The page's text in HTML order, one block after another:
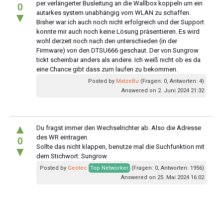
0
▼
per verlängerter Busleitung an die Wallbox koppeln um ein
autarkes system unabhängig vom WLAN zu schaffen.
Bisher war ich auch noch nicht erfolgreich und der Support
konnte mir auch noch keine Lösung präsentieren. Es wird
wohl derzeit noch nach den unterschieden (in der
Firmware) von den DTSU666 geschaut. Der von Sungrow
tickt scheinbar anders als andere. Ich weiß nicht ob es da
eine Chance gibt dass zum laufen zu bekommen.
Posted by MatzeBu (Fragen: 0, Antworten: 4)
Answered on 2. Juni 2024 21:32
▲
0
▼
Du fragst immer den Wechselrichter ab. Also die Adresse
des WR eintragen.
Sollte das nicht klappen, benutze mal die Suchfunktion mit
dem Stichwort: Sungrow
Posted by Geotec Top Networker (Fragen: 0, Antworten: 1956)
Answered on 25. Mai 2024 16:02